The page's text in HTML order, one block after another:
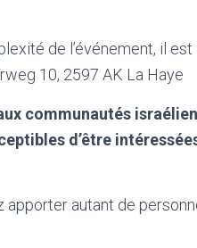
de l’événement, il
10, 2597 AK La Haye
communautés
d’être
apporter autant de